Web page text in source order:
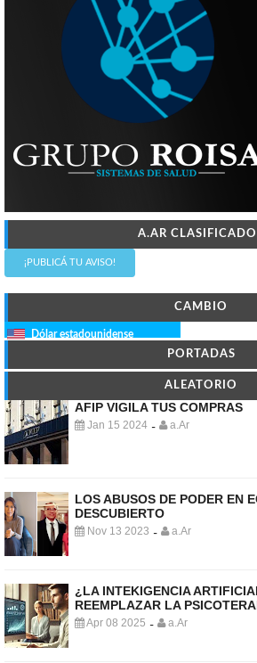
A.AR
¡PUBLICÁ TU AVISO!
CAMBIO
Dólar estadounidense
PORTADAS
ALEATORIO
AFIP VIGILA TUS COMPRAS
Jan 15 2024 - a.Ar
LOS ABUSOS DE PODER EN
DESCUBIERTO
Nov 13 2023 - a.Ar
¿LA INTEKIGENCIA
REEMPLAZAR LA
Apr 08 2025 - a.Ar